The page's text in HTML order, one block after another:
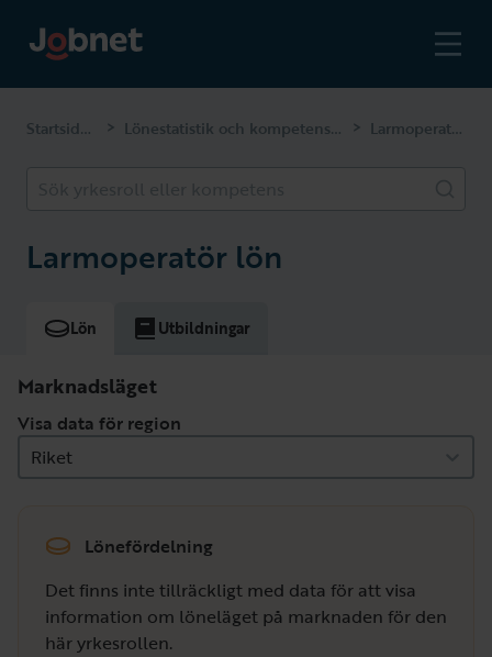
Startsidan > Lönestatistik och kompetenser > Larmoperatör
Larmoperatör lön
Lön Utbildningar
Marknadsläget
Visa data för region
Riket
Lönefördelning
Det finns inte tillräckligt med data för att visa
information om löneläget på marknaden för den
här yrkesrollen.